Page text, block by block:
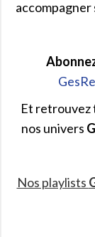
Et retrouvez
nos univers
Nos playlists